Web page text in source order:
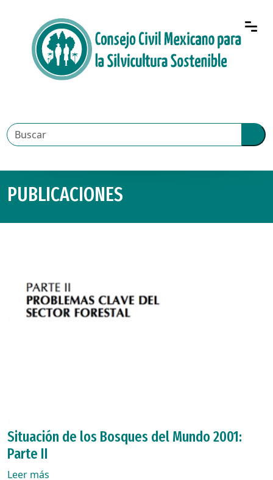
PUBLICACIONES
Situación de los Bosques del Mundo 2001:
Parte II
Leer más